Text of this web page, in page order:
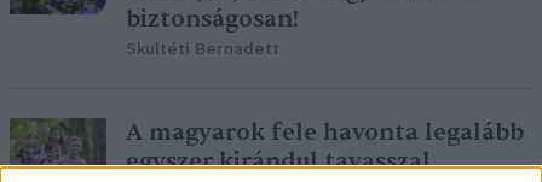
biztonságosan!
Skultéti Bernadett
A magyarok fele havonta legalább
egyszer kirándul tavasszal